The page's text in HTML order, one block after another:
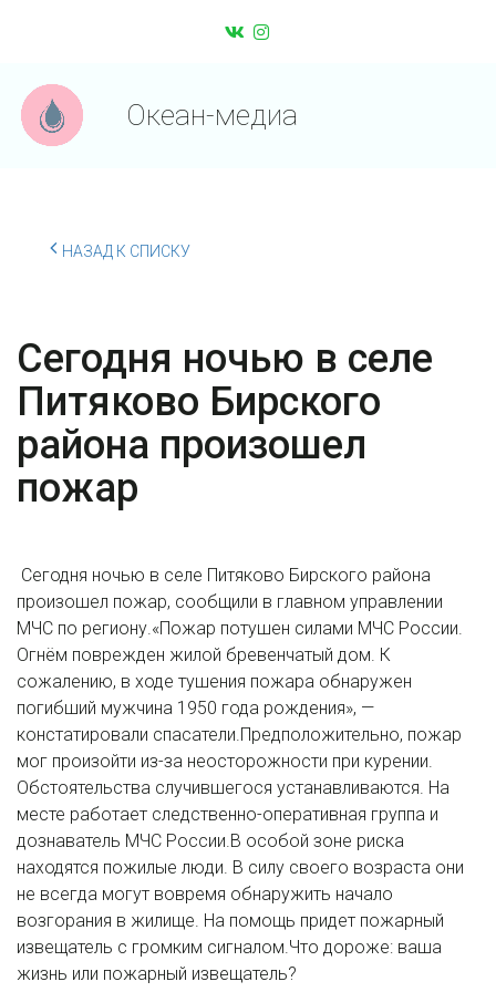
Океан-медиа
НАЗАД К СПИСКУ
Сегодня ночью в селе
Питяково Бирского
района произошел
пожар
Сегодня ночью в селе Питяково Бирского района
произошел пожар, сообщили в главном управлении
МЧС по региону.«Пожар потушен силами МЧС России.
Огнём поврежден жилой бревенчатый дом. К
сожалению, в ходе тушения пожара обнаружен
погибший мужчина 1950 года рождения», —
констатировали спасатели.Предположительно, пожар
мог произойти из-за неосторожности при курении.
Обстоятельства случившегося устанавливаются. На
месте работает следственно-оперативная группа и
дознаватель МЧС России.В особой зоне риска
находятся пожилые люди. В силу своего возраста они
не всегда могут вовремя обнаружить начало
возгорания в жилище. На помощь придет пожарный
извещатель с громким сигналом.Что дороже: ваша
жизнь или пожарный извещатель?